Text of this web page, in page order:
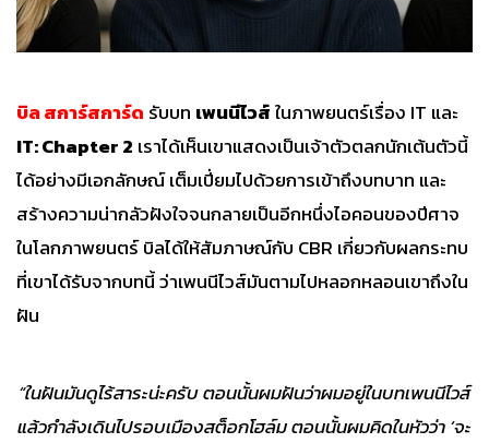
บิล สการ์สการ์ด รับบท เพนนีไวส์ในภาพยนตร์เรื่อง IT และ
IT: Chapter 2 เราได้เห็นเขาแสดงเป็นเจ้าตัวตลกนักเต้นตัวนี้
ได้อย่างมีเอกลักษณ์ เต็มเปี่ยมไปด้วยการเข้าถึงบทบาท และ
สร้างความน่ากลัวฝังใจจนกลายเป็นอีกหนึ่งไอคอนของปีศาจ
ในโลกภาพยนตร์ บิลได้ให้สัมภาษณ์กับ CBR เกี่ยวกับผลกระทบ
ที่เขาได้รับจากบทนี้ ว่าเพนนีไวส์มันตามไปหลอกหลอนเขาถึงใน
ฝัน
“ในฝันมันดูไร้สาระน่ะครับ ตอนนั้นผมฝันว่าผมอยู่ในบทเพนนีไวส์
แล้วกำลังเดินไปรอบเมืองสต็อกโฮล์ม ตอนนั้นผมคิดในหัวว่า‘จะ